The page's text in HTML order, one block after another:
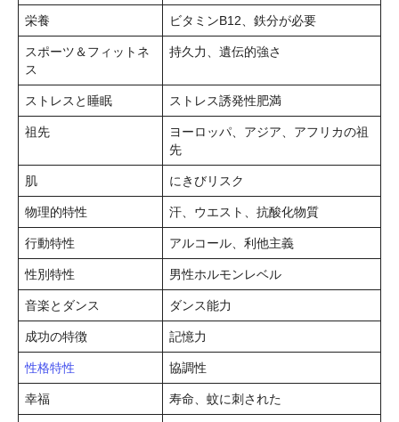
栄養 ビタミンB12、鉄分が必要
スポーツ＆フィットネ
ス
持久力、遺伝的強さ
ストレスと睡眠 ストレス誘発性肥満
祖先
ヨーロッパ、アジア、アフリカの祖
先
肌 にきびリスク
物理的特性 汗、ウエスト、抗酸化物質
行動特性 アルコール、利他主義
性別特性 男性ホルモンレベル
音楽とダンス ダンス能力
成功の特徴 記憶力
性格特性 協調性
幸福 寿命、蚊に刺された